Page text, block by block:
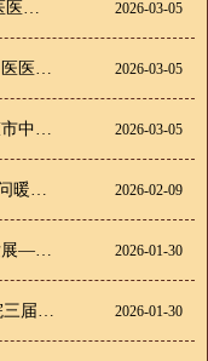
2026-03-05
2026-03-05
2026-03-05
2026-02-09
2026-01-30
2026-01-30